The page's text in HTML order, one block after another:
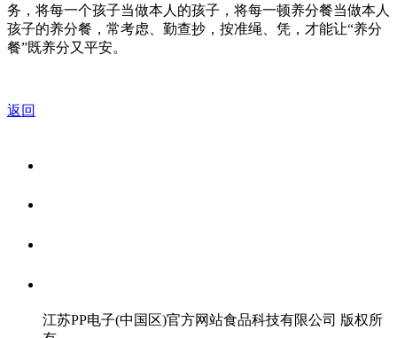
务，将每一个孩子当做本人的孩子，将每一顿养分餐当做本人
孩子的养分餐，常考虑、勤查抄，按准绳、凭，才能让“养分
餐”既养分又平安。
返回
江苏PP电子(中国区)官方网站食品科技有限公司 版权所